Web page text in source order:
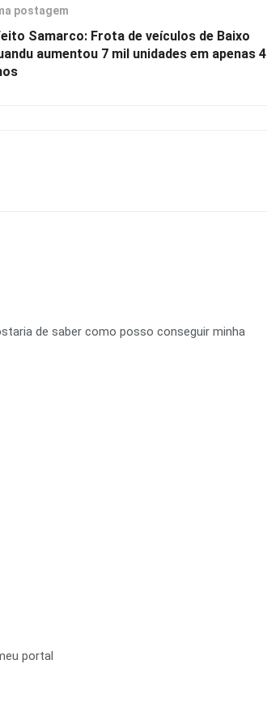
postagem
Samarco: Frota de veículos de Baixo
aumentou 7 mil unidades em apenas 4
de saber como posso conseguir minha
portal